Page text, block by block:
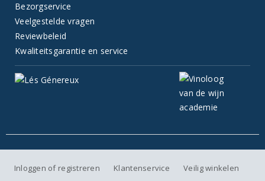
Bezorgservice
Veelgestelde vragen
Reviewbeleid
Kwaliteitsgarantie en service
Inloggen of registreren Klantenservice
Veilig winkelen